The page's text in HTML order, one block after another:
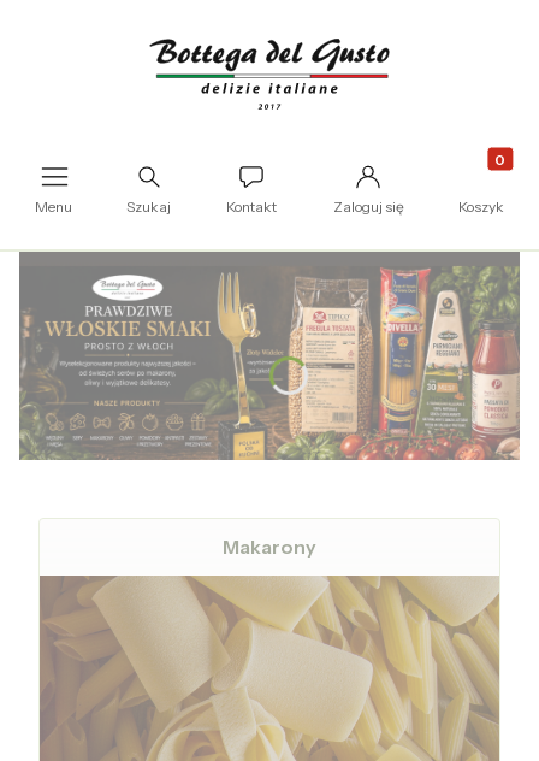
Menu
Otwórz wyszukiwarkę
Szukaj Kontakt Zaloguj się Koszyk
Makarony